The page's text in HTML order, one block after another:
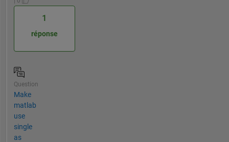
1
réponse
Question
Make
matlab
use
single
as